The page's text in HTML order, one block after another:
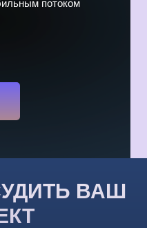
потоком
ВАШ